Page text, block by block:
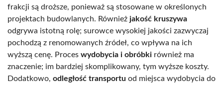
frakcji są droższe, ponieważ są stosowane w określonych
projektach budowlanych. Również jakość kruszywa
odgrywa istotną rolę; surowce wysokiej jakości zazwyczaj
pochodzą z renomowanych źródeł, co wpływa na ich
wyższą cenę. Proces wydobycia i obróbki również ma
znaczenie; im bardziej skomplikowany, tym wyższe koszty.
Dodatkowo, odległość transportu od miejsca wydobycia do